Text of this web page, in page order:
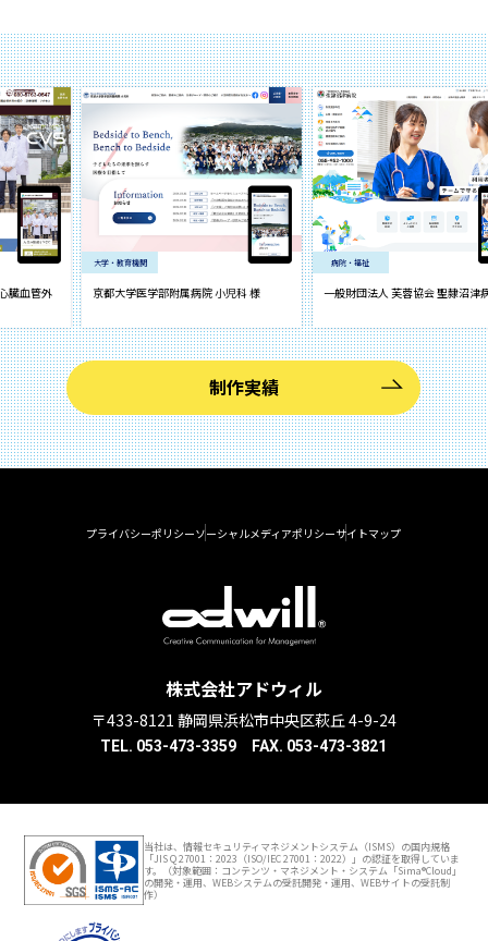
大学・教育機関
京都大学医学部附属病院 小児科 様
病院・福祉
一般財団法人 芙蓉協会 聖隷沼津病院 様
制作実績
プライバシーポリシーソーシャルメディアポリシーサイトマップ
株式会社アドウィル
〒433-8121 静岡県浜松市中央区萩丘 4-9-24
TEL. 053-473-3359 FAX. 053-473-3821
当社は、情報セキュリティマネジメントシステム（ISMS）の国内規格
「JIS Q 27001：2023（ISO/IEC 27001：2022）」の認証を取得していま
す。（対象範囲：コンテンツ・マネジメント・システム「Sima®Cloud」
の開発・運用、WEBシステムの受託開発・運用、WEBサイトの受託制
作）